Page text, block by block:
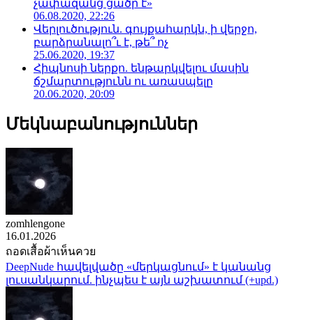
չափազանց ցածր է»
06.08.2020, 22:26
Վերլուծություն. գույքահարկն, ի վերջո,
բարձրանալո՞ւ է, թե՞ ոչ
25.06.2020, 19:37
Հիպնոսի ներքո. ենթարկվելու մասին
ճշմարտությունն ու առասպելը
20.06.2020, 20:09
Մեկնաբանություններ
zomhlengone
16.01.2026
ถอดเสื้อผ้าเห็นควย
DeepNude հավելվածը «մերկացնում» է կանանց
լուսանկարում. ինչպես է այն աշխատում (+upd.)